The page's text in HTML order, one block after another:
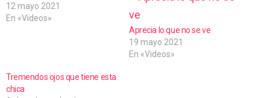
n
.
12 mayo 2021
En «Videos»
Aprecia lo que no se ve
19 mayo 2021
En «Videos»
Tremendos ojos que tiene esta
chica